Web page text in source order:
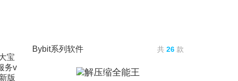
Bybit系列软件 共 26 款